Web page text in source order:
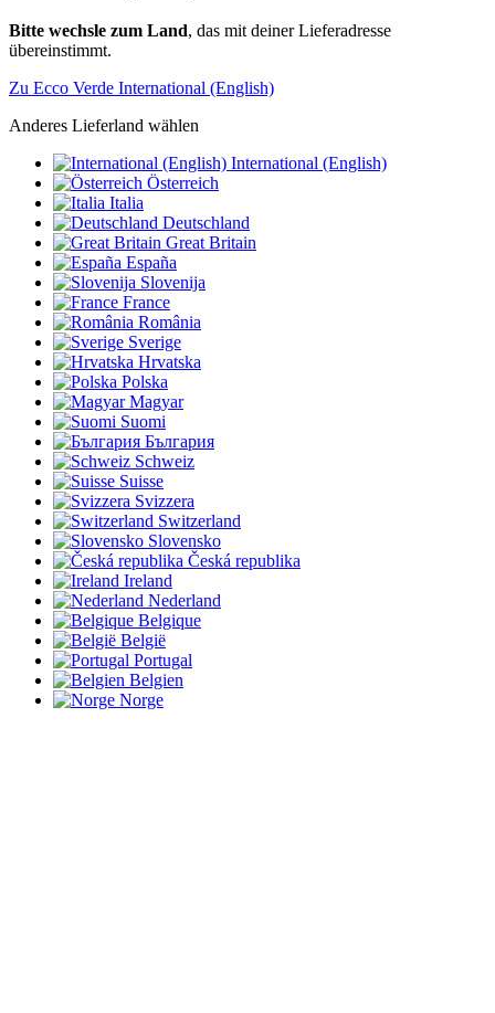
Bitte wechsle zum Land, das mit deiner Lieferadresse
übereinstimmt.
Zu Ecco Verde International (English)
Anderes Lieferland wählen
International (English)
Österreich
Italia
Deutschland
Great Britain
España
Slovenija
France
România
Sverige
Hrvatska
Polska
Magyar
Suomi
България
Schweiz
Suisse
Svizzera
Switzerland
Slovensko
Česká republika
Ireland
Nederland
Belgique
België
Portugal
Belgien
Norge